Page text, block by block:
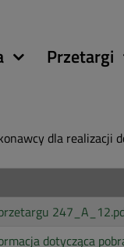
Przetargi
dla realizacji
dotycząca